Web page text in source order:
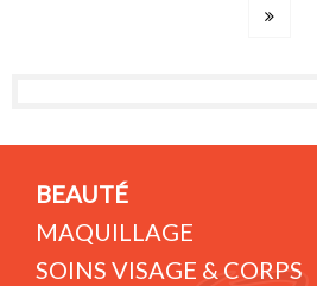
BEAUTÉ
MAQUILLAGE
SOINS VISAGE & CORPS